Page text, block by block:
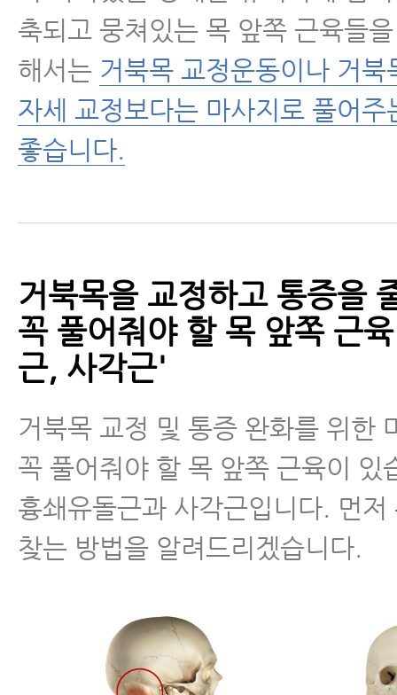
축되고 뭉쳐있는 목 앞쪽 근육들
해서는 거북목 교정운동이나 거북
자세 교정보다는 마사지로 풀어주
좋습니다.
거북목을 교정하고 통증을
꼭 풀어줘야 할 목 앞쪽 근
근, 사각근'
거북목 교정 및 통증 완화를 위한
꼭 풀어줘야 할 목 앞쪽 근육이 있
흉쇄유돌근과 사각근입니다. 먼저
찾는 방법을 알려드리겠습니다.